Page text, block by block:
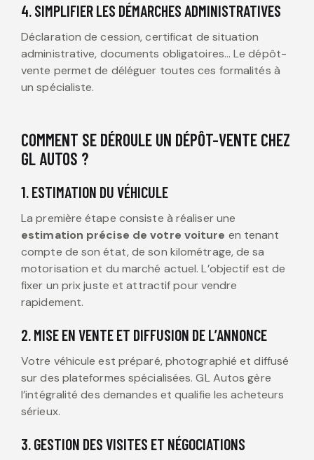
4. SIMPLIFIER LES DÉMARCHES ADMINISTRATIVES
Déclaration de cession, certificat de situation
administrative, documents obligatoires… Le dépôt-
vente permet de déléguer toutes ces formalités à
un spécialiste.
COMMENT SE DÉROULE UN DÉPÔT-VENTE CHEZ
GL AUTOS ?
1. ESTIMATION DU VÉHICULE
La première étape consiste à réaliser une
estimation précise de votre voiture en tenant
compte de son état, de son kilométrage, de sa
motorisation et du marché actuel. L’objectif est de
fixer un prix juste et attractif pour vendre
rapidement.
2. MISE EN VENTE ET DIFFUSION DE L’ANNONCE
Votre véhicule est préparé, photographié et diffusé
sur des plateformes spécialisées. GL Autos gère
l’intégralité des demandes et qualifie les acheteurs
sérieux.
3. GESTION DES VISITES ET NÉGOCIATIONS